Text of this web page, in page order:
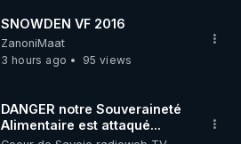
SNOWDEN VF 2016
ZanoniMaat
3 hours ago
95 views
DANGER notre Souveraineté
Alimentaire est attaqué...